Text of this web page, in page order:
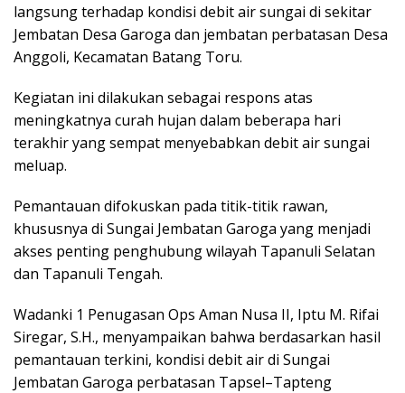
langsung terhadap kondisi debit air sungai di sekitar
Jembatan Desa Garoga dan jembatan perbatasan Desa
Anggoli, Kecamatan Batang Toru.
Kegiatan ini dilakukan sebagai respons atas
meningkatnya curah hujan dalam beberapa hari
terakhir yang sempat menyebabkan debit air sungai
meluap.
Pemantauan difokuskan pada titik-titik rawan,
khususnya di Sungai Jembatan Garoga yang menjadi
akses penting penghubung wilayah Tapanuli Selatan
dan Tapanuli Tengah.
Wadanki 1 Penugasan Ops Aman Nusa II, Iptu M. Rifai
Siregar, S.H., menyampaikan bahwa berdasarkan hasil
pemantauan terkini, kondisi debit air di Sungai
Jembatan Garoga perbatasan Tapsel–Tapteng